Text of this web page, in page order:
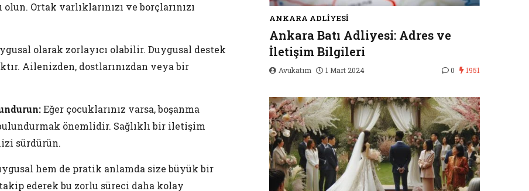
Ortak varlıklarınızı ve borçlarınızı
olarak zorlayıcı olabilir. Duygusal destek
Ailenizden, dostlarınızdan veya bir
Eğer çocuklarınız varsa, boşanma
önemlidir. Sağlıklı bir iletişim
sürdürün.
hem de pratik anlamda size büyük bir
ederek bu zorlu süreci daha kolay
ANKARA ADLIYESI
Ankara Batı Adliyesi: Adres ve
İletişim Bilgileri
Avukatım 1 Mart 2024 0 1951